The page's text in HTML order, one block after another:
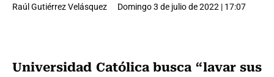
Raúl Gutiérrez Velásquez Domingo 3 de julio de 2022 | 17:07
Universidad Católica busca “lavar sus